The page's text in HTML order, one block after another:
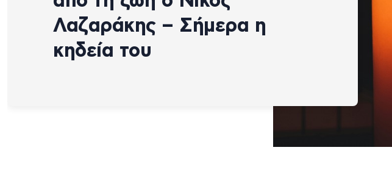
Λαζαράκης – Σήμερα η
κηδεία του